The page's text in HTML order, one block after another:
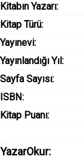
Kitabın Yazarı:
Kitap Türü:
Yayınevi:
Yayınlandığı Yıl:
Sayfa Sayısı:
ISBN:
Kitap Puanı:
YazarOkur: